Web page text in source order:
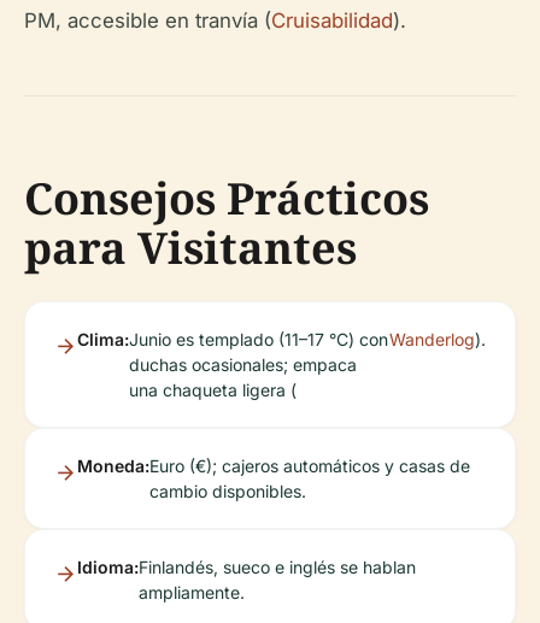
PM, accesible en tranvía (Cruisabilidad).
Consejos Prácticos
para Visitantes
Clima:Junio es templado (11–17 °C) con
duchas ocasionales; empaca
una chaqueta ligera (
Wanderlog).
Moneda:Euro (€); cajeros automáticos y casas de
cambio disponibles.
Idioma:Finlandés, sueco e inglés se hablan
ampliamente.